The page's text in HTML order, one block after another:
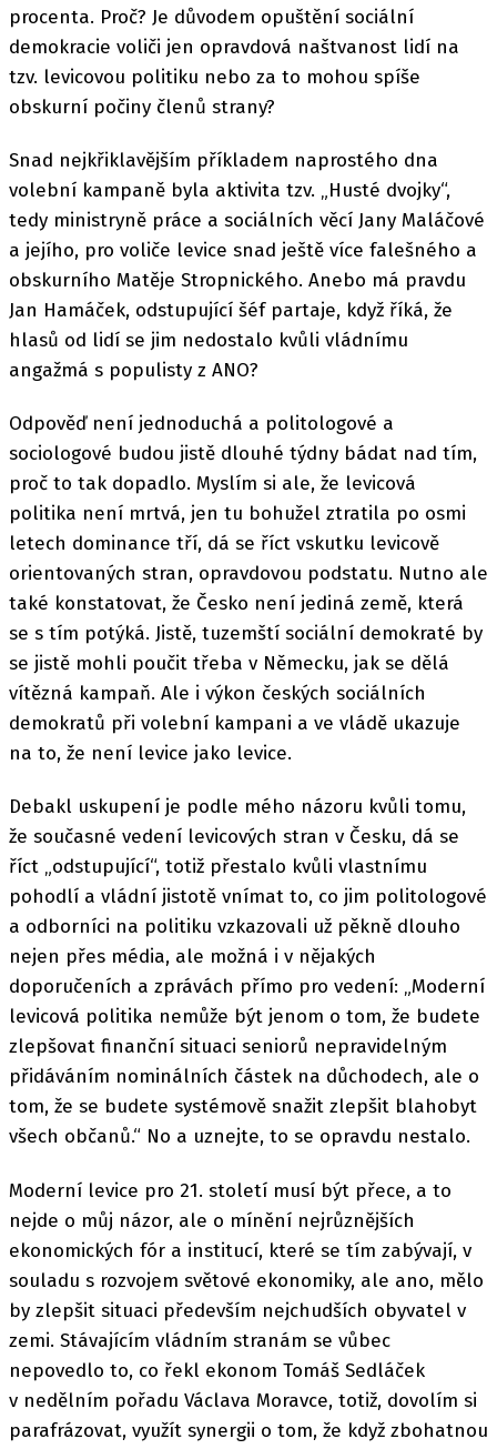
procenta. Proč? Je důvodem opuštění sociální
demokracie voliči jen opravdová naštvanost lidí na
tzv. levicovou politiku nebo za to mohou spíše
obskurní počiny členů strany?
Snad nejkřiklavějším příkladem naprostého dna
volební kampaně byla aktivita tzv. „Husté dvojky“,
tedy ministryně práce a sociálních věcí Jany Maláčové
a jejího, pro voliče levice snad ještě více falešného a
obskurního Matěje Stropnického. Anebo má pravdu
Jan Hamáček, odstupující šéf partaje, když říká, že
hlasů od lidí se jim nedostalo kvůli vládnímu
angažmá s populisty z ANO?
Odpověď není jednoduchá a politologové a
sociologové budou jistě dlouhé týdny bádat nad tím,
proč to tak dopadlo. Myslím si ale, že levicová
politika není mrtvá, jen tu bohužel ztratila po osmi
letech dominance tří, dá se říct vskutku levicově
orientovaných stran, opravdovou podstatu. Nutno ale
také konstatovat, že Česko není jediná země, která
se s tím potýká. Jistě, tuzemští sociální demokraté by
se jistě mohli poučit třeba v Německu, jak se dělá
vítězná kampaň. Ale i výkon českých sociálních
demokratů při volební kampani a ve vládě ukazuje
na to, že není levice jako levice.
Debakl uskupení je podle mého názoru kvůli tomu,
že současné vedení levicových stran v Česku, dá se
říct „odstupující“, totiž přestalo kvůli vlastnímu
pohodlí a vládní jistotě vnímat to, co jim politologové
a odborníci na politiku vzkazovali už pěkně dlouho
nejen přes média, ale možná i v nějakých
doporučeních a zprávách přímo pro vedení: „Moderní
levicová politika nemůže být jenom o tom, že budete
zlepšovat finanční situaci seniorů nepravidelným
přidáváním nominálních částek na důchodech, ale o
tom, že se budete systémově snažit zlepšit blahobyt
všech občanů.“ No a uznejte, to se opravdu nestalo.
Moderní levice pro 21. století musí být přece, a to
nejde o můj názor, ale o mínění nejrůznějších
ekonomických fór a institucí, které se tím zabývají, v
souladu s rozvojem světové ekonomiky, ale ano, mělo
by zlepšit situaci především nejchudších obyvatel v
zemi. Stávajícím vládním stranám se vůbec
nepovedlo to, co řekl ekonom Tomáš Sedláček
v nedělním pořadu Václava Moravce, totiž, dovolím si
parafrázovat, využít synergii o tom, že když zbohatnou